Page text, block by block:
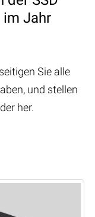
im Jahr
Sie alle
und stellen
her.